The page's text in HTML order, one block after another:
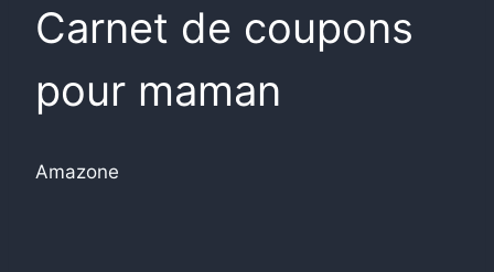
Carnet de coupons
pour maman
Amazone